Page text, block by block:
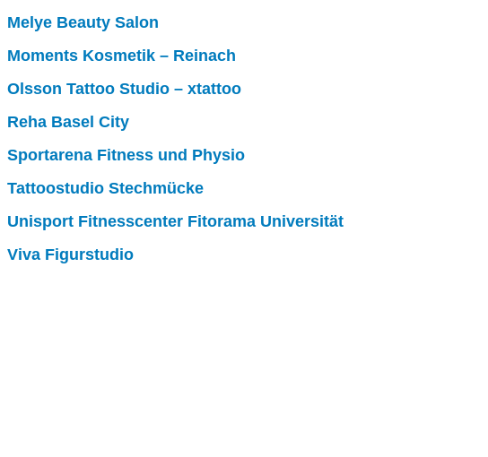
Melye Beauty Salon
Moments Kosmetik – Reinach
Olsson Tattoo Studio – xtattoo
Reha Basel City
Sportarena Fitness und Physio
Tattoostudio Stechmücke
Unisport Fitnesscenter Fitorama Universität
Viva Figurstudio